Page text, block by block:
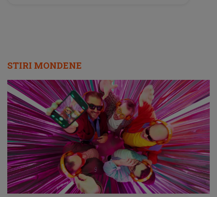
STIRI MONDENE